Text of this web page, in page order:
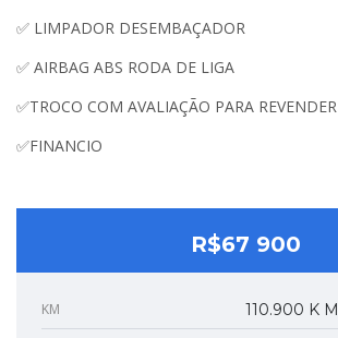
✅ LIMPADOR DESEMBAÇADOR
✅ AIRBAG ABS RODA DE LIGA
✅TROCO COM AVALIAÇÃO PARA REVENDER
✅FINANCIO
R$67 900
KM 110.900 K M